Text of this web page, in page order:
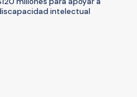
intelectual